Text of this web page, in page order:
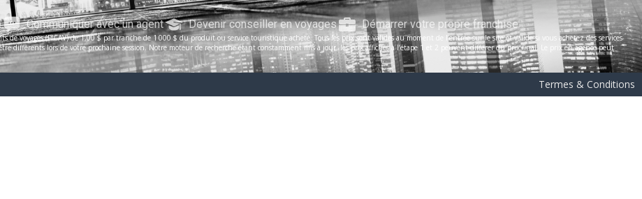
Communiquer avec un agent Devenir conseiller en voyages Démarrer votre propre franchise
voyages (FICAV) de 1,00 $ par tranche de 1 000 $ du produit ou service touristique acheté. Tous les prix sont valides au moment de l’entrée sur le site et valide si vous achetez des services
différents lors de votre prochaine session. Notre moteur de recherche étant constamment mis à jour, les prix affichés à l’étape 1 et 2 peuvent différer du prix final. Le prix en agence peut
Termes & Conditions